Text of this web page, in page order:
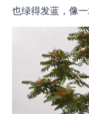
也绿得发蓝，像